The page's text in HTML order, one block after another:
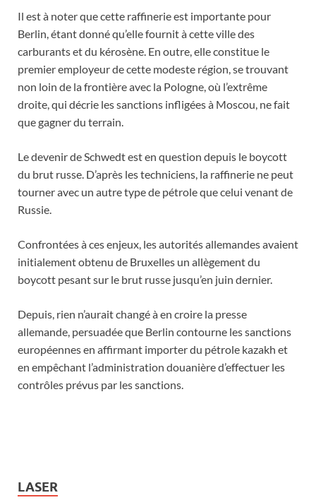
Il est à noter que cette raffinerie est importante pour
Berlin, étant donné qu’elle fournit à cette ville des
carburants et du kérosène. En outre, elle constitue le
premier employeur de cette modeste région, se trouvant
non loin de la frontière avec la Pologne, où l’extrême
droite, qui décrie les sanctions infligées à Moscou, ne fait
que gagner du terrain.
Le devenir de Schwedt est en question depuis le boycott
du brut russe. D’après les techniciens, la raffinerie ne peut
tourner avec un autre type de pétrole que celui venant de
Russie.
Confrontées à ces enjeux, les autorités allemandes avaient
initialement obtenu de Bruxelles un allègement du
boycott pesant sur le brut russe jusqu’en juin dernier.
Depuis, rien n’aurait changé à en croire la presse
allemande, persuadée que Berlin contourne les sanctions
européennes en affirmant importer du pétrole kazakh et
en empêchant l’administration douanière d’effectuer les
contrôles prévus par les sanctions.
LASER